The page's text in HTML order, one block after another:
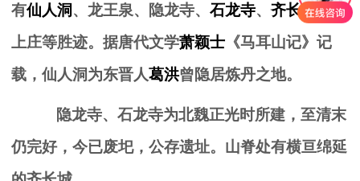
有仙人洞 、龙王泉、隐龙寺、 石龙寺、齐长城和桥
上庄等胜迹。据唐代文学萧颖士 《马耳山记》记
载，仙人洞为东晋人葛洪曾隐居炼丹之地。
隐龙寺、石龙寺为北魏正光时所建，至清末
仍完好，今已废圯，公存遗址。山脊处有横亘绵延